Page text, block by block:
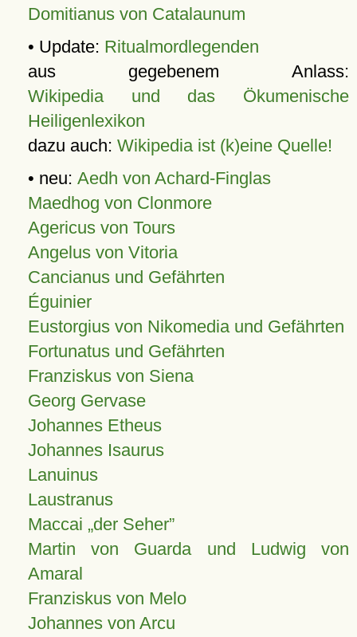
Domitianus von Catalaunum
• Update: Ritualmordlegenden
aus gegebenem Anlass:
Wikipedia und das Ökumenische
Heiligenlexikon
dazu auch: Wikipedia ist (k)eine Quelle!
• neu: Aedh von Achard-Finglas
Maedhog von Clonmore
Agericus von Tours
Angelus von Vitoria
Cancianus und Gefährten
Éguinier
Eustorgius von Nikomedia und Gefährten
Fortunatus und Gefährten
Franziskus von Siena
Georg Gervase
Johannes Etheus
Johannes Isaurus
Lanuinus
Laustranus
Maccai „der Seher”
Martin von Guarda und Ludwig von
Amaral
Franziskus von Melo
Johannes von Arcu